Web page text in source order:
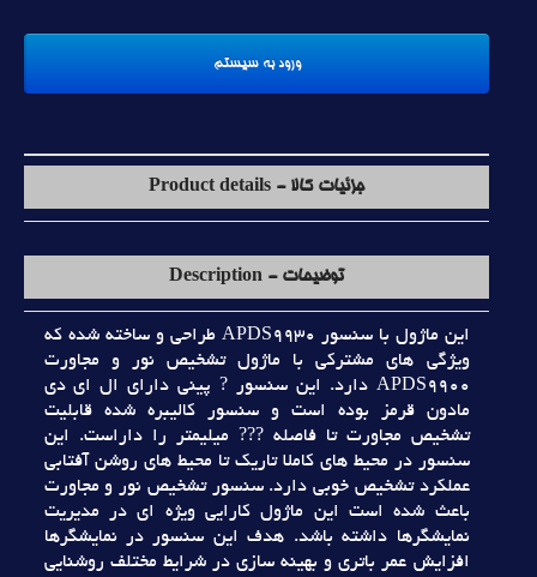
جزئیات کالا - Product details
توضیحات - Description
اين ماژول با سنسور APDS9930 طراحي و ساخته شده که
ويژگي هاي مشترکي با ماژول تشخيص نور و مجاورت
APDS9900 دارد. اين سنسور ? پيني داراي ال اي دي
مادون قرمز بوده است و سنسور کاليبره شده قابليت
تشخيص مجاورت تا فاصله ??? ميليمتر را داراست. اين
سنسور در محيط هاي کاملا تاريک تا محيط هاي روشن آفتابي
عملکرد تشخيص خوبي دارد. سنسور تشخيص نور و مجاورت
باعث شده است اين ماژول کارايي ويژه اي در مديريت
نمايشگرها داشته باشد. هدف اين سنسور در نمايشگرها
افزايش عمر باتري و بهينه سازي در شرايط مختلف روشنايي